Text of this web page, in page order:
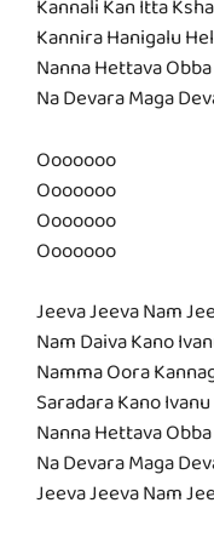
Kannali Kan Itta
Kannira Hanigalu
Nanna Hettava
Na Devara Maga
Ooooooo
Ooooooo
Ooooooo
Ooooooo
Jeeva Jeeva Nam
Nam Daiva Kano
Namma Oora
Saradara Kano Ivanu
Nanna Hettava
Na Devara Maga
Jeeva Jeeva Nam